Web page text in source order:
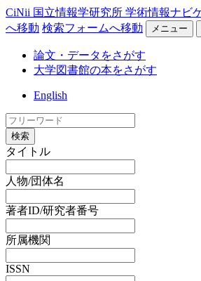
CiNii 国立情報学研究所 学術情報ナビ
へ移動 検索フォームへ移動 メニュー
論文・データをさがす
大学図書館の本をさがす
English
検索
タイトル
人物/団体名
著者ID/研究者番号
所属機関
ISSN